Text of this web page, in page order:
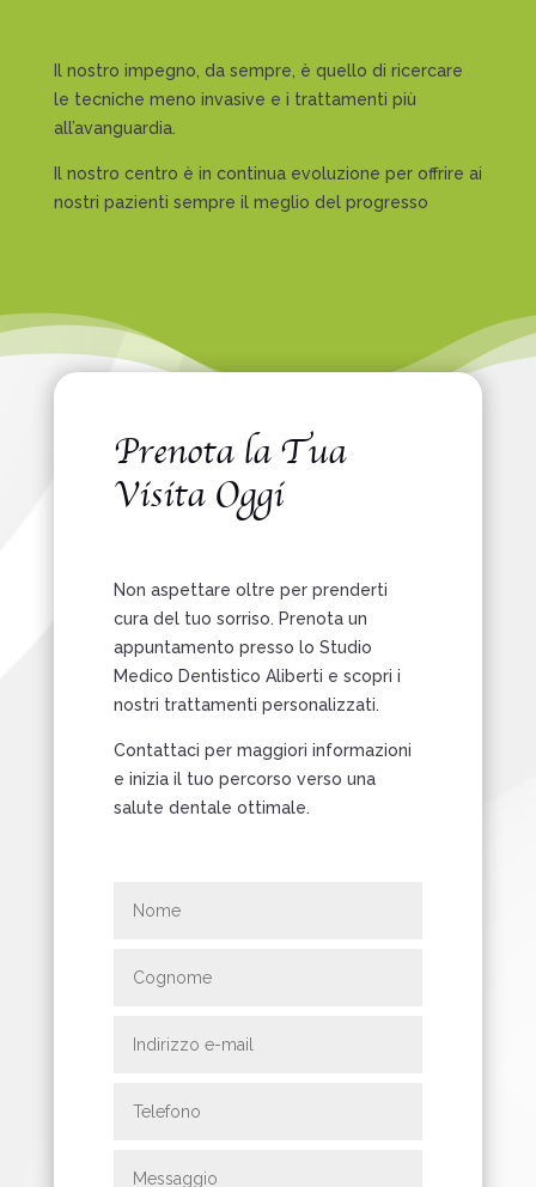
Il nostro impegno, da sempre, è quello di ricercare
le tecniche meno invasive e i trattamenti più
all’avanguardia.
Il nostro centro è in continua evoluzione per offrire ai
nostri pazienti sempre il meglio del progresso
Prenota la Tua
Visita Oggi
Non aspettare oltre per prenderti
cura del tuo sorriso. Prenota un
appuntamento presso lo Studio
Medico Dentistico Aliberti e scopri i
nostri trattamenti personalizzati.
Contattaci per maggiori informazioni
e inizia il tuo percorso verso una
salute dentale ottimale.